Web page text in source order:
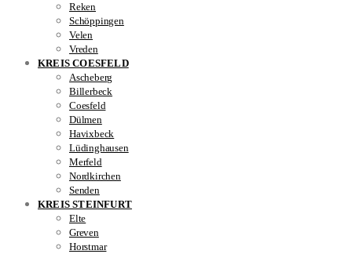
Reken
Schöppingen
Velen
Vreden
KREIS COESFELD
Ascheberg
Billerbeck
Coesfeld
Dülmen
Havixbeck
Lüdinghausen
Merfeld
Nordkirchen
Senden
KREIS STEINFURT
Elte
Greven
Horstmar